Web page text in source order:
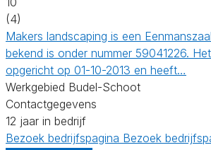
(4)
Makers landscaping is een
bekend is onder nummer 59041226.
opgericht op 01-10-2013 en heeft…
Werkgebied Budel-Schoot
Contactgegevens
12 jaar in bedrijf
Bezoek bedrijfspagina Bezoek